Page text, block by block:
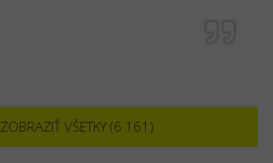
ZOBRAZIŤ VŠETKY (6 161)